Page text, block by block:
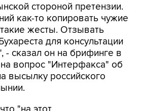
стороной претензии.
как-то копировать чужие
жесты. Отзывать
для консультации
- сказал он на брифинге в
вопрос "Интерфакса" об
высылку российского